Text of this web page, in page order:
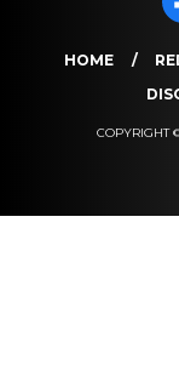
HOME
COPYRIGHT